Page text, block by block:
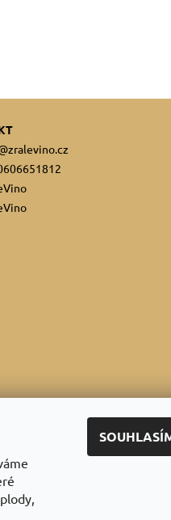
zralevino.cz